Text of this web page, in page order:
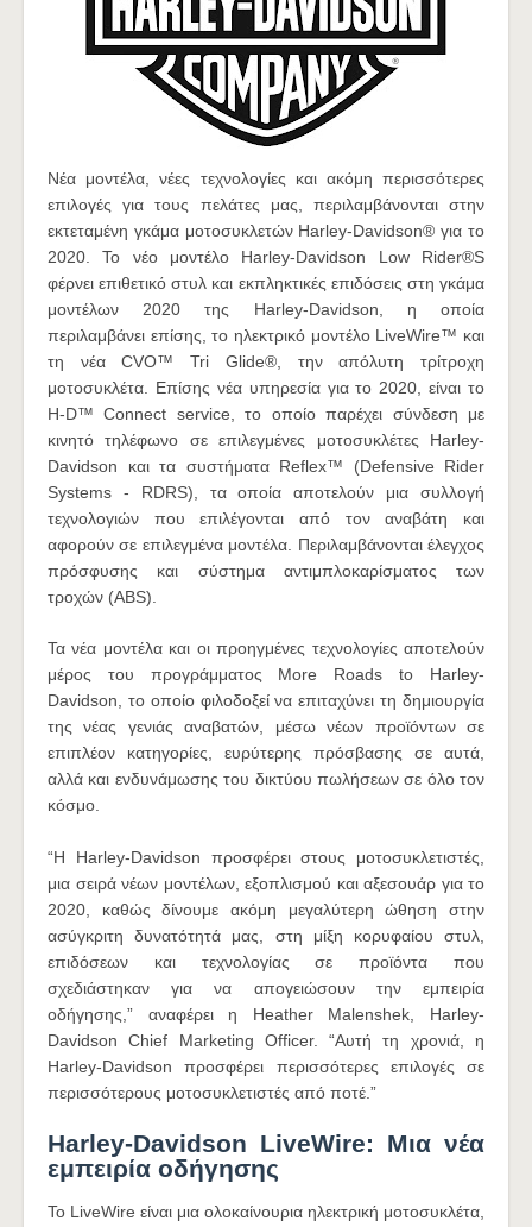
Νέα μοντέλα, νέες τεχνολογίες και ακόμη περισσότερες
επιλογές για τους πελάτες μας, περιλαμβάνονται στην
εκτεταμένη γκάμα μοτοσυκλετών Harley-Davidson® για το
2020. Το νέο μοντέλο Harley-Davidson Low Rider®S
φέρνει επιθετικό στυλ και εκπληκτικές επιδόσεις στη γκάμα
μοντέλων 2020 της Harley-Davidson, η οποία
περιλαμβάνει επίσης, το ηλεκτρικό μοντέλο LiveWire™ και
τη νέα CVO™ Tri Glide®, την απόλυτη τρίτροχη
μοτοσυκλέτα. Επίσης νέα υπηρεσία για το 2020, είναι το
H-D™ Connect service, το οποίο παρέχει σύνδεση με
κινητό τηλέφωνο σε επιλεγμένες μοτοσυκλέτες Harley-
Davidson και τα συστήματα Reflex™ (Defensive Rider
Systems - RDRS), τα οποία αποτελούν μια συλλογή
τεχνολογιών που επιλέγονται από τον αναβάτη και
αφορούν σε επιλεγμένα μοντέλα. Περιλαμβάνονται έλεγχος
πρόσφυσης και σύστημα αντιμπλοκαρίσματος των
τροχών (ABS).
Τα νέα μοντέλα και οι προηγμένες τεχνολογίες αποτελούν
μέρος του προγράμματος More Roads to Harley-
Davidson, το οποίο φιλοδοξεί να επιταχύνει τη δημιουργία
της νέας γενιάς αναβατών, μέσω νέων προϊόντων σε
επιπλέον κατηγορίες, ευρύτερης πρόσβασης σε αυτά,
αλλά και ενδυνάμωσης του δικτύου πωλήσεων σε όλο τον
κόσμο.
“Η Harley-Davidson προσφέρει στους μοτοσυκλετιστές,
μια σειρά νέων μοντέλων, εξοπλισμού και αξεσουάρ για το
2020, καθώς δίνουμε ακόμη μεγαλύτερη ώθηση στην
ασύγκριτη δυνατότητά μας, στη μίξη κορυφαίου στυλ,
επιδόσεων και τεχνολογίας σε προϊόντα που
σχεδιάστηκαν για να απογειώσουν την εμπειρία
οδήγησης,” αναφέρει η Heather Malenshek, Harley-
Davidson Chief Marketing Officer. “Αυτή τη χρονιά, η
Harley-Davidson προσφέρει περισσότερες επιλογές σε
περισσότερους μοτοσυκλετιστές από ποτέ.”
Harley-Davidson LiveWire: Μια νέα
εμπειρία οδήγησης
Το LiveWire είναι μια ολοκαίνουρια ηλεκτρική μοτοσυκλέτα,